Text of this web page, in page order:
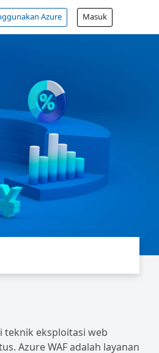
Azure Masuk
teknik eksploitasi web
Azure WAF adalah layanan